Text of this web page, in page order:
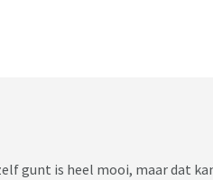
want er kwam niks naar
ik hem als moeder vast
gunt is heel mooi, maar dat